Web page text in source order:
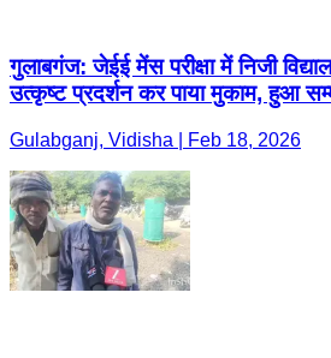
गुलाबगंज: जेईई मेंस परीक्षा में निजी
उत्कृष्ट प्रदर्शन कर पाया मुकाम, हुआ
Gulabganj, Vidisha | Feb 18, 2026